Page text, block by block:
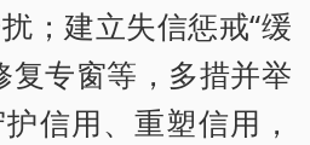
；建立失信惩戒“缓
复专窗等，多措并举
信用、重塑信用，